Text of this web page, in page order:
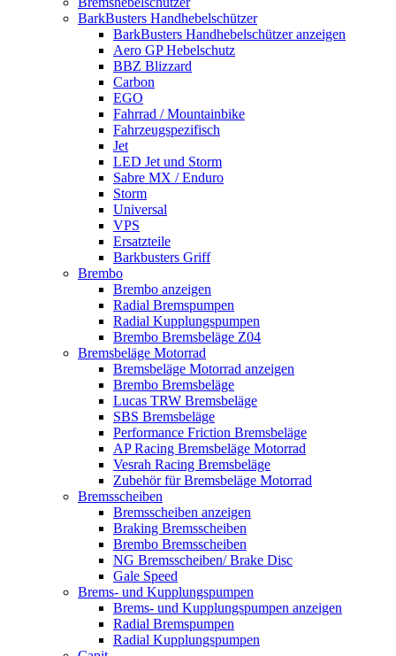
BarkBusters Handhebelschützer
BarkBusters Handhebelschützer anzeigen
Aero GP Hebelschutz
BBZ Blizzard
Carbon
EGO
Fahrrad / Mountainbike
Fahrzeugspezifisch
Jet
LED Jet und Storm
Sabre MX / Enduro
Storm
Universal
VPS
Ersatzteile
Barkbusters Griff
Brembo
Brembo anzeigen
Radial Bremspumpen
Radial Kupplungspumpen
Brembo Bremsbeläge Z04
Bremsbeläge Motorrad
Bremsbeläge Motorrad anzeigen
Brembo Bremsbeläge
Lucas TRW Bremsbeläge
SBS Bremsbeläge
Performance Friction Bremsbeläge
AP Racing Bremsbeläge Motorrad
Vesrah Racing Bremsbeläge
Zubehör für Bremsbeläge Motorrad
Bremsscheiben
Bremsscheiben anzeigen
Braking Bremsscheiben
Brembo Bremsscheiben
NG Bremsscheiben/ Brake Disc
Gale Speed
Brems- und Kupplungspumpen
Brems- und Kupplungspumpen anzeigen
Radial Bremspumpen
Radial Kupplungspumpen